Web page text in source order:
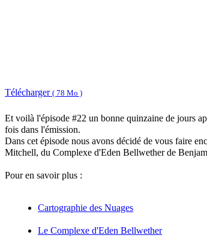
Télécharger ( 78 Mo )
Et voilà l'épisode #22 un bonne quinzaine de jours
fois dans l'émission.
Dans cet épisode nous avons décidé de vous faire
Mitchell, du Complexe d'Eden Bellwether de
Pour en savoir plus :
Cartographie des Nuages
Le Complexe d'Eden Bellwether